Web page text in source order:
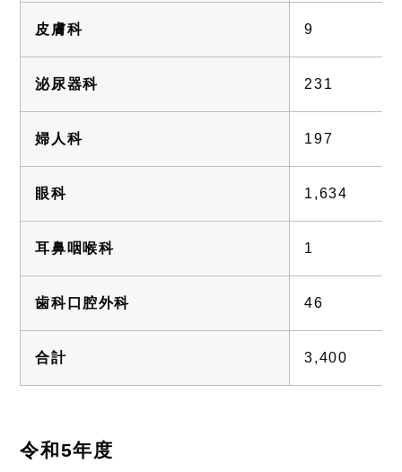
皮膚科 9
泌尿器科 231
婦人科 197
眼科 1,634
耳鼻咽喉科 1
歯科口腔外科 46
合計 3,400
令和5年度